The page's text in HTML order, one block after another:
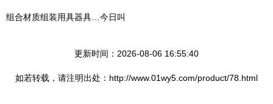
组合材质组装用具器具…今日叫
更新时间：2026-08-06 16:55:40
如若转载，请注明出处：http://www.01wy5.com/product/78.html